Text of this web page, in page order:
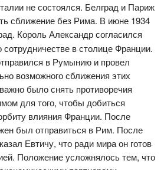
не состоялся. Белград и Париж
сближение без Рима. В июне 1934
Король Александр согласился
сотрудничестве в столице Франции.
в Румынию и провел
возможного сближения этих
было снять противоречия
для того, чтобы добиться
влияния Франции. После
был отправиться в Рим. После
Евтичу, что ради мира он готов
Положение усложнялось тем, что